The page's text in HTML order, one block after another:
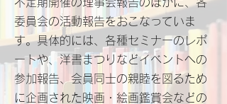
委員会の活動報告をおこなっていま
す。具体的には、各種セミナーのレポ
ートや、洋書まつりなどイベントへの
参加報告、会員同士の親睦を図るため
に企画された映画・絵画鑑賞会などの